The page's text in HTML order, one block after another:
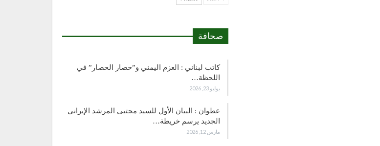
صحافة
كاتب لبناني : العزم اليمني و”حصار الحصار” في
اللحظة…
يوليو 23, 2026
عطوان : البيان الأول للسيد مجتبى المرشد الإيراني
الجديد يرسم خريطة…
مارس 12, 2026